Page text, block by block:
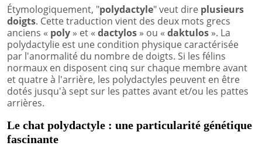
Étymologiquement, "polydactyle" veut dire plusieurs
doigts. Cette traduction vient des deux mots grecs
anciens « poly » et « dactylos » ou « daktulos ». La
polydactylie est une condition physique caractérisée
par l'anormalité du nombre de doigts. Si les félins
normaux en disposent cinq sur chaque membre avant
et quatre à l'arrière, les polydactyles peuvent en être
dotés jusqu'à sept sur les pattes avant et/ou les pattes
arrières.
Le chat polydactyle : une particularité génétique
fascinante